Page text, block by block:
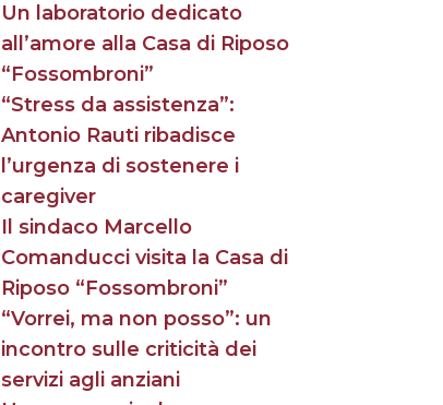
Un laboratorio dedicato
all’amore alla Casa di Riposo
“Fossombroni”
“Stress da assistenza”:
Antonio Rauti ribadisce
l’urgenza di sostenere i
caregiver
Il sindaco Marcello
Comanducci visita la Casa di
Riposo “Fossombroni”
“Vorrei, ma non posso”: un
incontro sulle criticità dei
servizi agli anziani